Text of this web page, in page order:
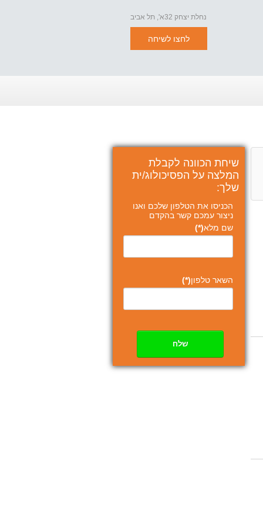
נחלת יצחק 32א', תל אביב
לחצו לשיחה
שיחת הכוונה לקבלת
המלצה על הפסיכולוג/ית
שלך:
הכניסו את הטלפון שלכם ואנו
ניצור עמכם קשר בהקדם
שם מלא(*)
השאר טלפון(*)
שלח